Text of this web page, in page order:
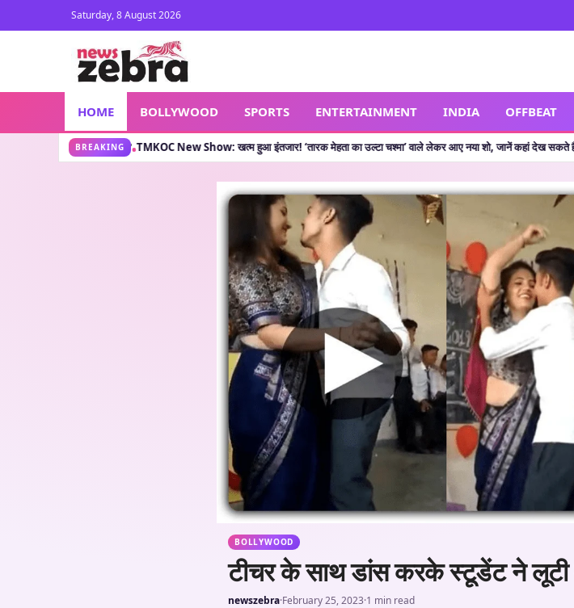
Saturday, 8 August 2026
HOME BOLLYWOOD SPORTS ENTERTAINMENT INDIA OFFBEAT
BREAKING
• TMKOC New Show: खत्म हुआ इंतजार! ‘तारक मेहता का उल्टा चश्मा’ वाले लेकर आए नया शो, जानें कहां देख सकते हैं•🔥 CJP
BOLLYWOOD
टीचर के साथ डांस करके स्टूडेंट ने लूटी
newszebra·February 25, 2023·1 min read